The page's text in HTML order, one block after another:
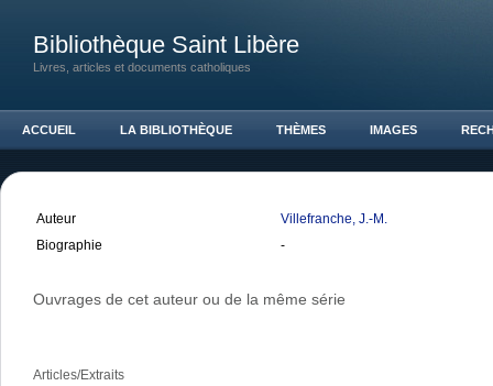
Bibliothèque Saint Libère
Livres, articles et documents catholiques
ACCUEIL LA BIBLIOTHÈQUE THÈMES IMAGES
Auteur
Villefranche, J.-M.
Biographie
-
Ouvrages de cet auteur ou de la même série
Articles/Extraits